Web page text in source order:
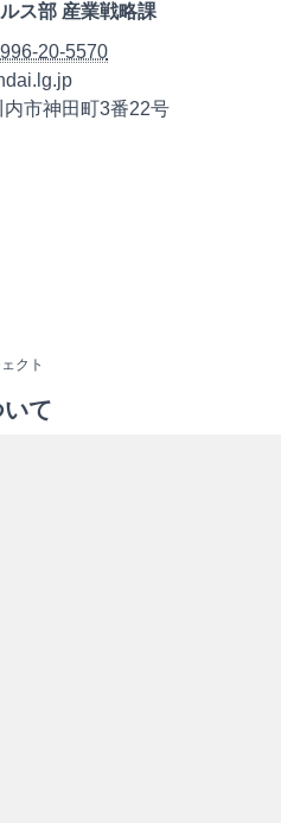
ス部 産業戦略課
20-5570
市神田町3番22号
クト
て